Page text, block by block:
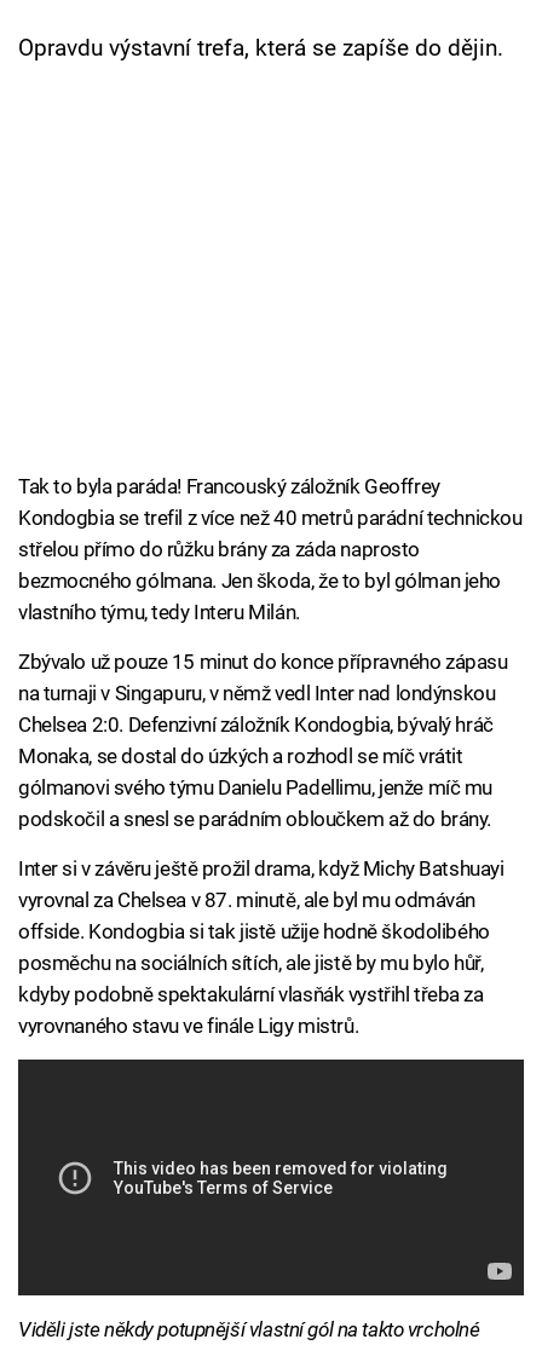
Opravdu výstavní trefa, která se zapíše do dějin.
Tak to byla paráda! Francouský záložník Geoffrey
Kondogbia se trefil z více než 40 metrů parádní technickou
střelou přímo do růžku brány za záda naprosto
bezmocného gólmana. Jen škoda, že to byl gólman jeho
vlastního týmu, tedy Interu Milán.
Zbývalo už pouze 15 minut do konce přípravného zápasu
na turnaji v Singapuru, v němž vedl Inter nad londýnskou
Chelsea 2:0. Defenzivní záložník Kondogbia, bývalý hráč
Monaka, se dostal do úzkých a rozhodl se míč vrátit
gólmanovi svého týmu Danielu Padellimu, jenže míč mu
podskočil a snesl se parádním obloučkem až do brány.
Inter si v závěru ještě prožil drama, když Michy Batshuayi
vyrovnal za Chelsea v 87. minutě, ale byl mu odmáván
offside. Kondogbia si tak jistě užije hodně škodolibého
posměchu na sociálních sítích, ale jistě by mu bylo hůř,
kdyby podobně spektakulární vlasňák vystřihl třeba za
vyrovnaného stavu ve finále Ligy mistrů.
Viděli jste někdy potupnější vlastní gól na takto vrcholné